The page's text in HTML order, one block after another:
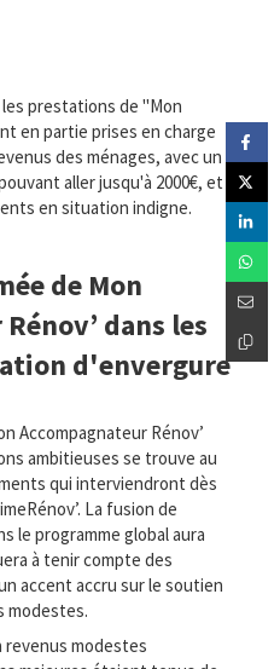
prestations de "Mon
en partie prises en charge
des ménages, avec un
aller jusqu'à 2000€, et
en situation indigne.
de Mon
dans les
d'envergure
Accompagnateur Rénov’
ambitieuses se trouve au
qui interviendront dès
La fusion de
le programme global aura
à tenir compte des
accent accru sur le soutien
modestes.
revenus modestes